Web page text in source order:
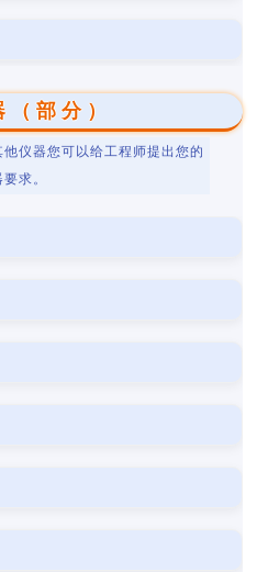
部分）
他仪器您可以给工程师提出您的
求。